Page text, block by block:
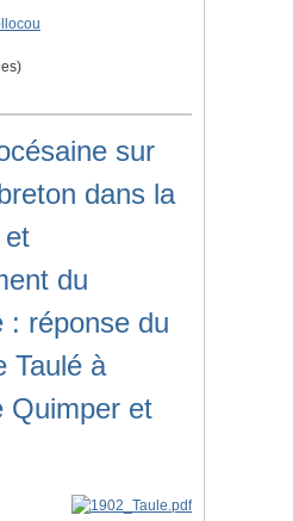
sur
dans la
et
du
: réponse du
Taulé à
Quimper et